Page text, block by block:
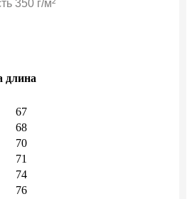
350 г/м²
длина
67
68
70
71
74
76